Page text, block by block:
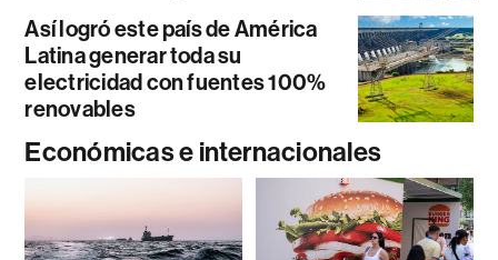
Así logró este país de América
Latina generar toda su
electricidad con fuentes 100%
renovables
Económicas e internacionales